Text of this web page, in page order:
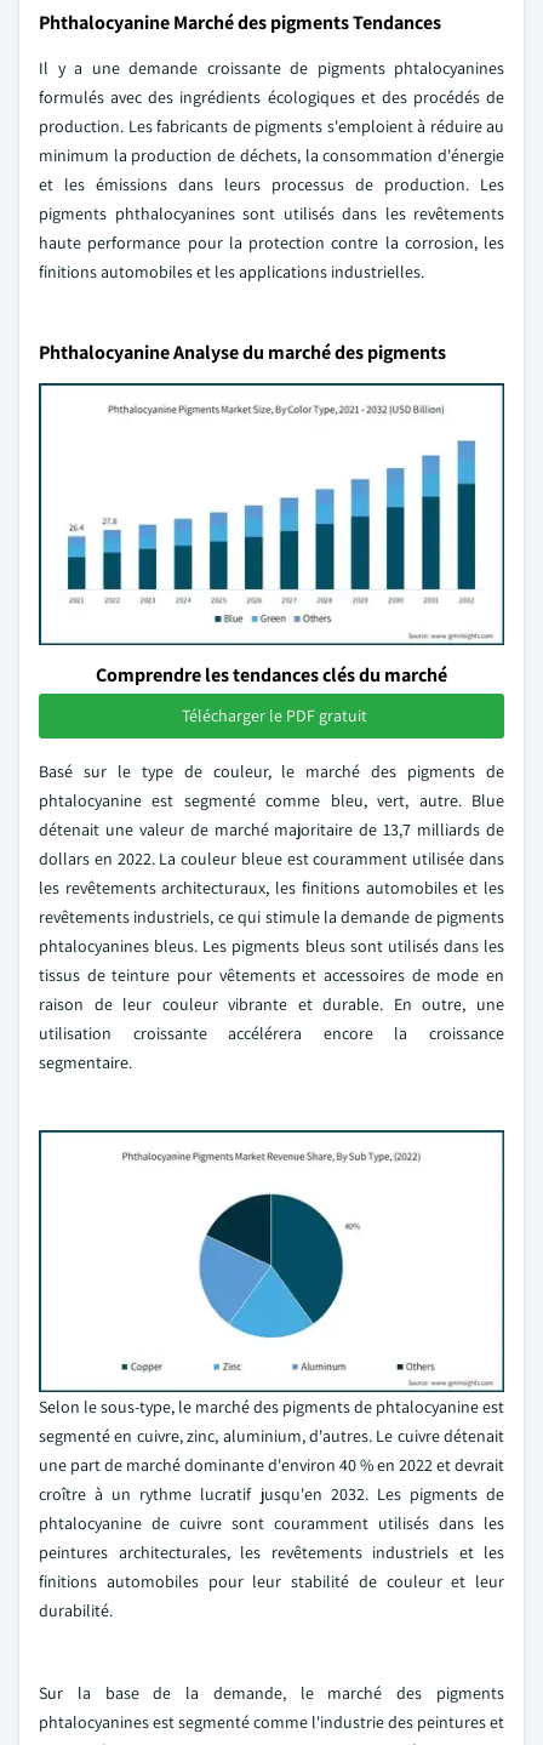
Phthalocyanine Marché des pigments Tendances
Il y a une demande croissante de pigments phtalocyanines
formulés avec des ingrédients écologiques et des procédés de
production. Les fabricants de pigments s'emploient à réduire au
minimum la production de déchets, la consommation d'énergie
et les émissions dans leurs processus de production. Les
pigments phthalocyanines sont utilisés dans les revêtements
haute performance pour la protection contre la corrosion, les
finitions automobiles et les applications industrielles.
Phthalocyanine Analyse du marché des pigments
Comprendre les tendances clés du marché
Télécharger le PDF gratuit
Basé sur le type de couleur, le marché des pigments de
phtalocyanine est segmenté comme bleu, vert, autre. Blue
détenait une valeur de marché majoritaire de 13,7 milliards de
dollars en 2022. La couleur bleue est couramment utilisée dans
les revêtements architecturaux, les finitions automobiles et les
revêtements industriels, ce qui stimule la demande de pigments
phtalocyanines bleus. Les pigments bleus sont utilisés dans les
tissus de teinture pour vêtements et accessoires de mode en
raison de leur couleur vibrante et durable. En outre, une
utilisation croissante accélérera encore la croissance
segmentaire.
Selon le sous-type, le marché des pigments de phtalocyanine est
segmenté en cuivre, zinc, aluminium, d'autres. Le cuivre détenait
une part de marché dominante d'environ 40 % en 2022 et devrait
croître à un rythme lucratif jusqu'en 2032. Les pigments de
phtalocyanine de cuivre sont couramment utilisés dans les
peintures architecturales, les revêtements industriels et les
finitions automobiles pour leur stabilité de couleur et leur
durabilité.
Sur la base de la demande, le marché des pigments
phtalocyanines est segmenté comme l'industrie des peintures et